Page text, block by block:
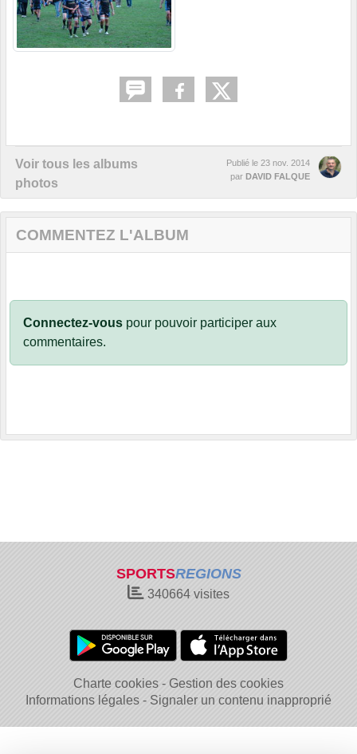
Voir tous les albums
photos
Publié le 23 nov. 2014
par DAVID FALQUE
COMMENTEZ L'ALBUM
Connectez-vous pour pouvoir participer aux
commentaires.
SPORTSREGIONS
340664 visites
Charte cookies
Gestion des cookies
Informations légales
Signaler un contenu inapproprié